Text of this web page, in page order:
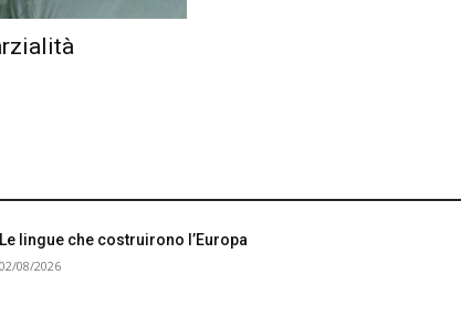
Le lingue che costruirono l’Europa
02/08/2026